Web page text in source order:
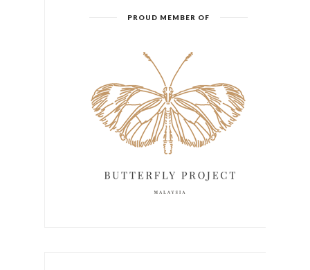
PROUD MEMBER OF